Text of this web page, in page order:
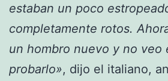
estaban un poco
completamente rotos.
un hombro nuevo y no veo
probarlo», dijo el italiano,